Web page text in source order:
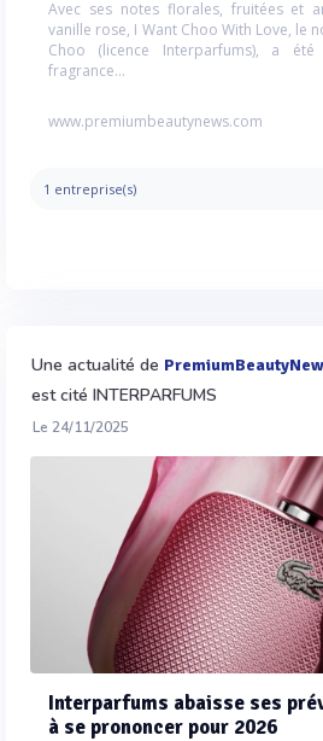
Avec ses notes florales, fruitées et
vanille rose, I Want Choo With Love, le
Choo (licence Interparfums), a
fragrance...
www.premiumbeautynews.com
1 entreprise(s)
Une actualité de
est cité INTERPARFUMS
Le 24/11/2025
Interparfums abaisse ses
à se prononcer pour 2026